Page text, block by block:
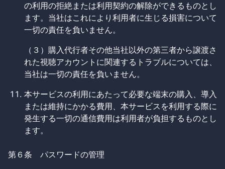
の利用の拒絶または利用契約の解除ができるものとし
ます。当社はこれにより利用者に生じる損害について
一切の責任を負いません。
（３）購入代行者その他当社以外の第三者から譲渡さ
れた視聴アカウントに関連するトラブルについては、
当社は一切の責任を負いません。
本サービスの利用にあたって必要な端末の購入、導入
または維持にかかる費用、本サービスを利用する際に
発生する一切の通信費用は利用者が負担するものとし
ます。
第６条 パスワードの管理